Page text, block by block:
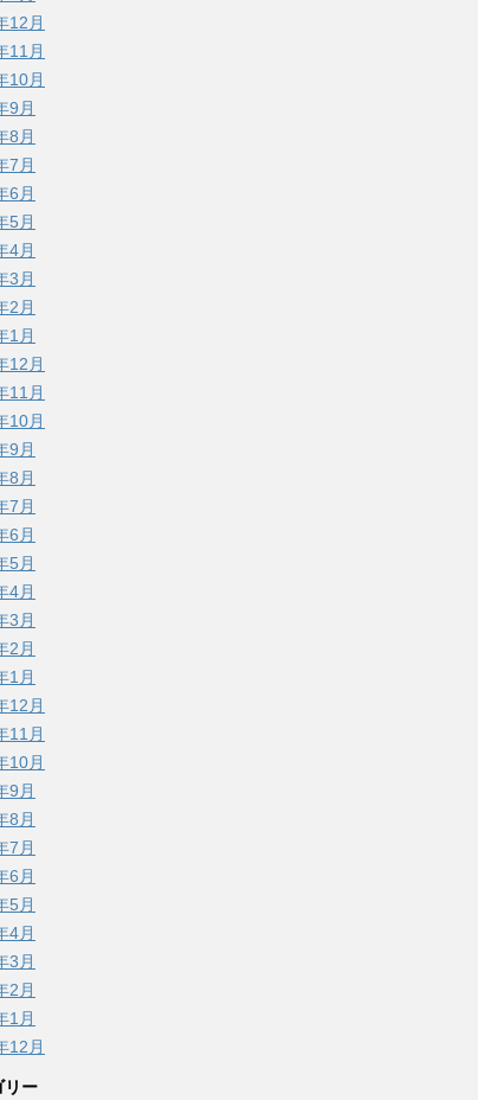
12月
11月
10月
9月
8月
7月
6月
5月
4月
3月
2月
1月
12月
11月
10月
9月
8月
7月
6月
5月
4月
3月
2月
1月
12月
11月
10月
9月
8月
7月
6月
5月
4月
3月
2月
1月
12月
リー